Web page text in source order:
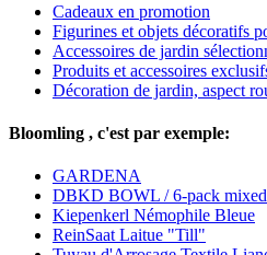
Cadeaux en promotion
Figurines et objets décoratifs
Accessoires de jardin
Produits et accessoires
Décoration de jardin, aspect
Bloomling , c'est par exemple:
GARDENA
DBKD BOWL / 6-pack
Kiepenkerl Némophile Bleue
ReinSaat Laitue "Till"